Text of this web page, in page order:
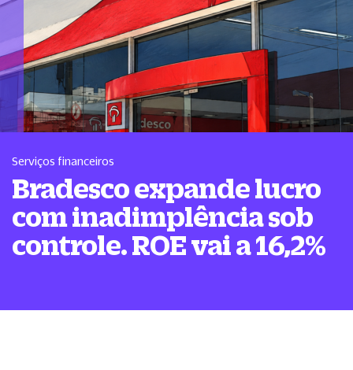
Serviços financeiros
Bradesco expande lucro
com inadimplência sob
controle. ROE vai a 16,2%